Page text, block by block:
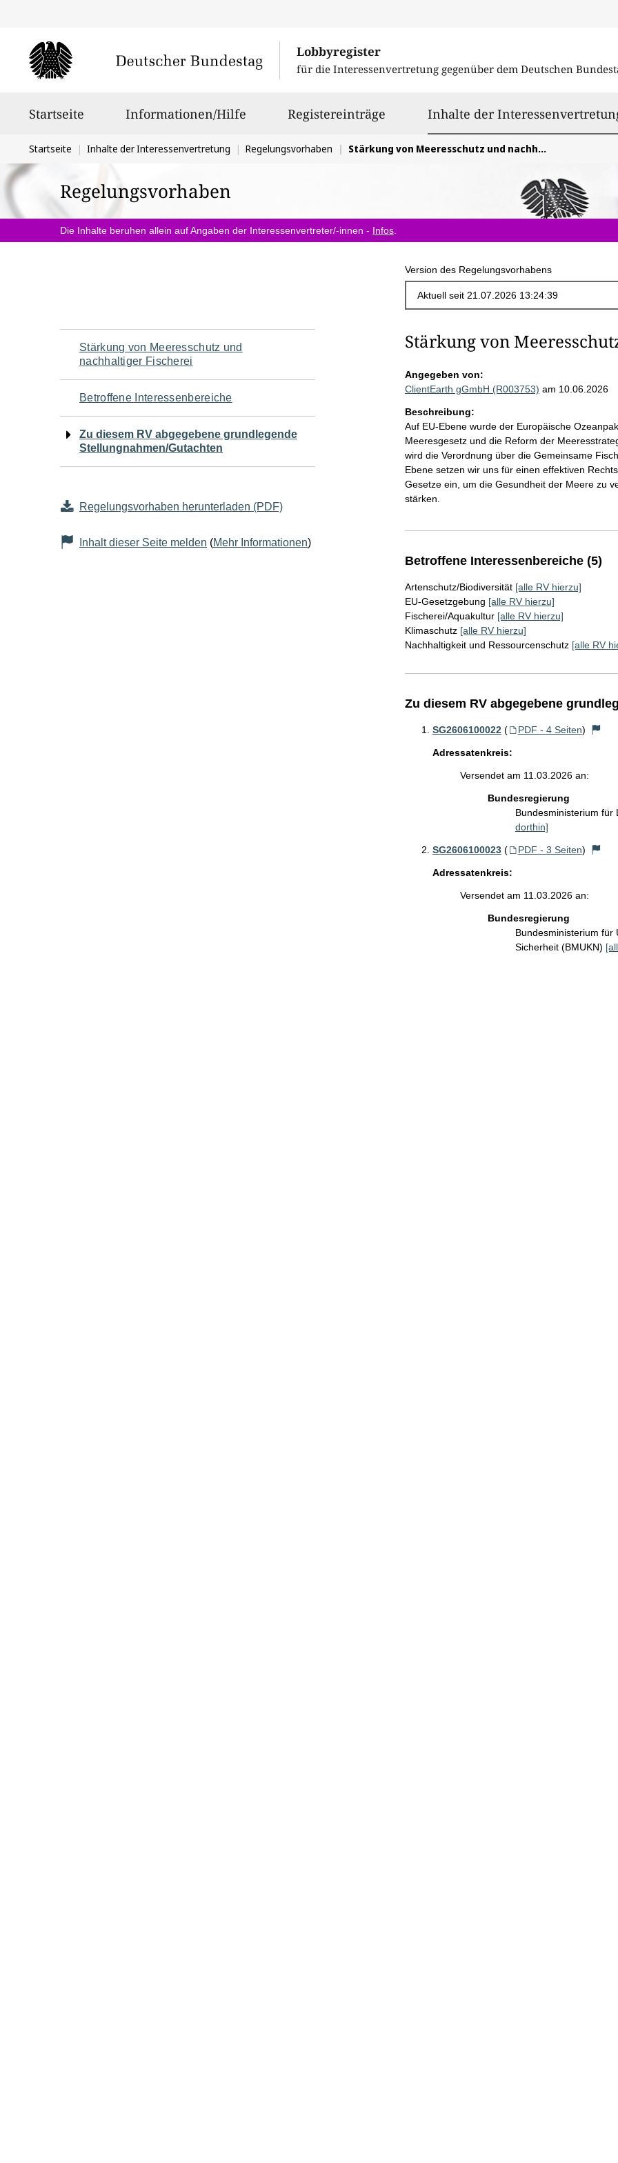
Lobbyregister
für die Interessenvertretung gegenüber dem Deutschen
Startseite Informationen/Hilfe Registereinträge Inhalte der
Sie
befinden
sich
hier:
Startseite Inhalte der Interessenvertretung Regelungsvorhaben Stärkung von Meeresschutz und nachhaltiger Fischerei
Regelungsvorhaben
Die Inhalte beruhen allein auf Angaben der Interessenvertreter/-innen - Infos
Version des Regelungsvorhabens
Navigation
für
den
Seiteninhalt
Stärkung von Meeresschutz und
nachhaltiger Fischerei
Betroffene Interessenbereiche
Zu diesem RV abgegebene grundlegende
Stellungnahmen/Gutachten
Regelungsvorhaben herunterladen (PDF)
Inhalt dieser Seite melden (Mehr Informationen)
Stärkung von
Angegeben von:
ClientEarth gGmbH (R003753) am 10.06.2026
Beschreibung:
Auf EU-Ebene wurde der Europäische
Meeresgesetz und die Reform der
wird die Verordnung über die Gemeinsame
Ebene setzen wir uns für einen effektiven
Gesetze ein, um die Gesundheit der Meere zu
stärken.
Betroffene Interessenbereiche (5)
Artenschutz/Biodiversität [alle RV hierzu]
EU-Gesetzgebung [alle RV hierzu]
Fischerei/Aquakultur [alle RV hierzu]
Klimaschutz [alle RV hierzu]
Nachhaltigkeit und Ressourcenschutz [alle RV
Zu diesem RV abgegebene
SG2606100022 ( PDF - 4 Seiten)
Adressatenkreis:
Versendet am 11.03.2026 an:
Bundesregierung
Bundesministerium
dorthin]
SG2606100023 ( PDF - 3 Seiten)
Adressatenkreis:
Versendet am 11.03.2026 an:
Bundesregierung
Bundesministerium für
Sicherheit (BMUKN)